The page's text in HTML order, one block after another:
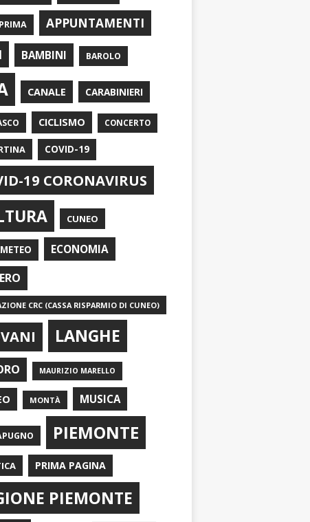
APPUNTAMENTI
BAMBINI BAROLO
CANALE CARABINIERI
CICLISMO CONCERTO
COVID-19
19 CORONAVIRUS
CUNEO
ECONOMIA
CRC (CASSA RISPARMIO DI CUNEO)
LANGHE
MAURIZIO MARELLO
MONTÀ MUSICA
PIEMONTE
PRIMA PAGINA
PIEMONTE